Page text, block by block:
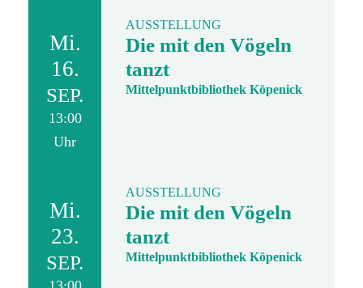
Mi.
16.
SEP.
13:00
Uhr
AUSSTELLUNG
Die mit den Vögeln
tanzt
Mittelpunktbibliothek Köpenick
Mi.
23.
SEP.
AUSSTELLUNG
Die mit den Vögeln
tanzt
Mittelpunktbibliothek Köpenick